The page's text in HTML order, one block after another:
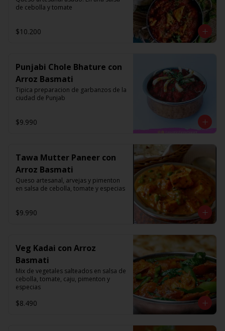
de cebolla y tomate
$10.200
Punjabi Chole Bhature con
Arroz Basmati
Tipica preparacion de garbanzos de la
ciudad de Punjab
$9.990
Tawa Mutter Paneer con
Arroz Basmati
Queso artesanal, arvejas y pimenton
en salsa de cebolla, tomate y especias
$9.990
Veg Kadai con Arroz
Basmati
Mix de vegetales salteados en salsa de
cebolla, tomate, caju, pimenton y
especias
$8.490